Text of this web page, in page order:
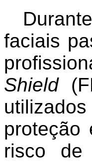
faciais
Shield
proteção
risco de